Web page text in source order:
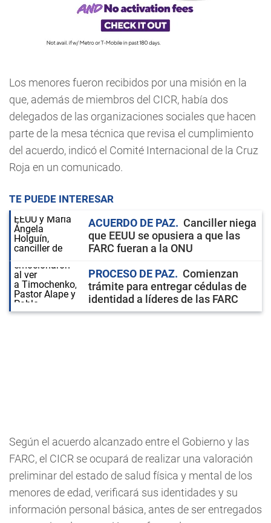
Los menores fueron recibidos por una misión en la
que, además de miembros del CICR, había dos
delegados de las organizaciones sociales que hacen
parte de la mesa técnica que revisa el cumplimiento
del acuerdo, indicó el Comité Internacional de la Cruz
Roja en un comunicado.
TE PUEDE INTERESAR
ACUERDO DE PAZ
Canciller niega
que EEUU se opusiera a que las
FARC fueran a la ONU
PROCESO DE PAZ
Comienzan
trámite para entregar cédulas de
identidad a líderes de las FARC
Según el acuerdo alcanzado entre el Gobierno y las
FARC, el CICR se ocupará de realizar una valoración
preliminar del estado de salud física y mental de los
menores de edad, verificará sus identidades y su
información personal básica, antes de ser entregados